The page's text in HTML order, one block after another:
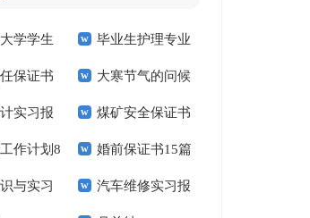
学学生
文锦集六
毕业生护理专业
求职信精选15篇
保证书 大寒节气的问候
祝福语
实习报 煤矿安全保证书
(15篇)
作计划8 婚前保证书15篇
与实习 汽车维修实习报